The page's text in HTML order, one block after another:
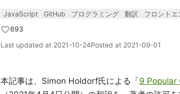
JavaScript GitHub プログラミング 翻訳
フロントエ
693
Last updated at 2021-10-24Posted at 2021-09-01
本記事は、Simon Holdorf氏による「 9 Popular